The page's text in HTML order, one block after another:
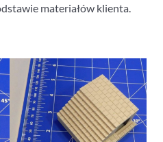
materiałów klienta.